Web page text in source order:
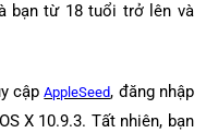
bạn từ 18 tuổi trở lên và
cậpAppleSeed, đăng nhập
X 10.9.3. Tất nhiên, bạn